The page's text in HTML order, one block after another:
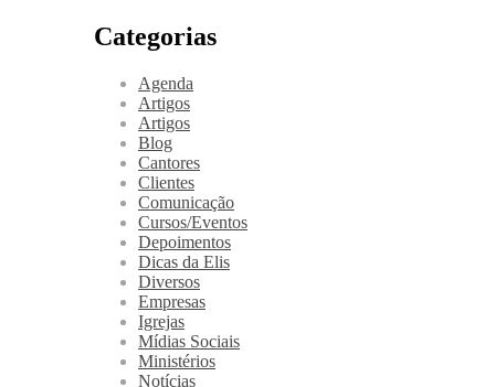
Categorias
Agenda
Artigos
Artigos
Blog
Cantores
Clientes
Comunicação
Cursos/Eventos
Depoimentos
Dicas da Elis
Diversos
Empresas
Igrejas
Mídias Sociais
Ministérios
Notícias